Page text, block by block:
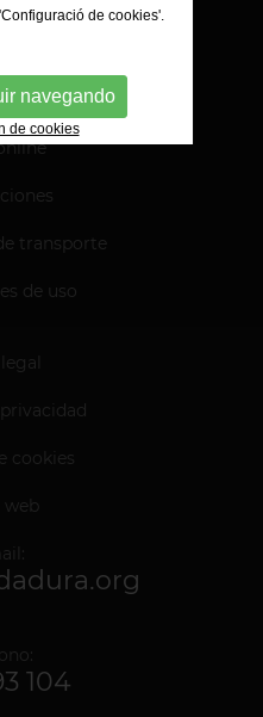
transporte
de uso
cookies
web
104
de cookies'.
navegando
de cookies